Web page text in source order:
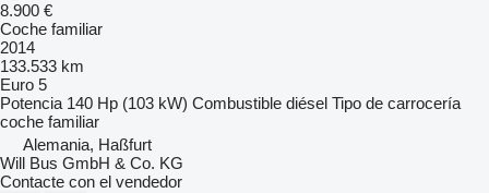
8.900 €
Coche familiar
2014
133.533 km
Euro 5
Potencia 140 Hp (103 kW) Combustible diésel Tipo de carrocería
coche familiar
Alemania, Haßfurt
Will Bus GmbH & Co. KG
Contacte con el vendedor